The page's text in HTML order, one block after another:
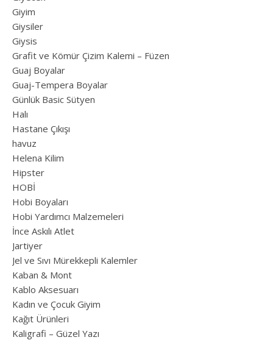
Giyim
Giysiler
Giysis
Grafit ve Kömür Çizim Kalemi – Füzen
Guaj Boyalar
Guaj-Tempera Boyalar
Günlük Basic Sütyen
Halı
Hastane Çıkışı
havuz
Helena Kilim
Hipster
HOBİ
Hobi Boyaları
Hobi Yardımcı Malzemeleri
İnce Askılı Atlet
Jartiyer
Jel ve Sıvı Mürekkepli Kalemler
Kaban & Mont
Kablo Aksesuarı
Kadın ve Çocuk Giyim
Kağıt Ürünleri
Kaligrafi – Güzel Yazı